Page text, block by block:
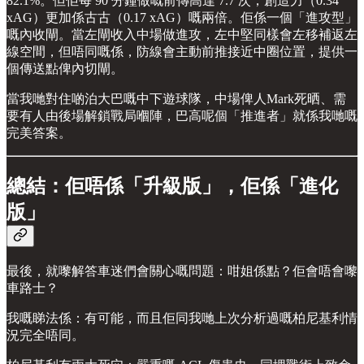
xAG）更加係古古（0.17 xAG）嘅兩倍。佢係一個「進攻型」
嘅內收閘。當左閘收入中場做進攻，左中堅同樣會左移補返左
線空間，但唔同嘅係，防線會主動前推接近中圈位置，提供一
個傳送點俾內切閘。
當我哋對住啲泊大巴嘅中下遊球隊，中場俾人Mark死晒、需
要有人由後場解鎖戰局嗰陣，巴高呢個「推進者」就係我哋嘅
完美答案。
總結：佢唔係「升級版」，佢係「進化
版」
最後，就嚟解答車迷們會關心嘅問題：咁姐係點？佢會唔會嚟
車路士？
我嘅睇法係：有可能，而且佢同我哋上次分析過嘅柏尼基利情
況完全唔同。